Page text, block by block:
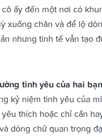
ấy đến một nơi có
xuống chân và để lộ
nhưng tinh tế vẫn tạo
tình yêu của hai
kỷ niệm tình yêu của
thích hoặc chỉ cần
dòng chữ quan trọng